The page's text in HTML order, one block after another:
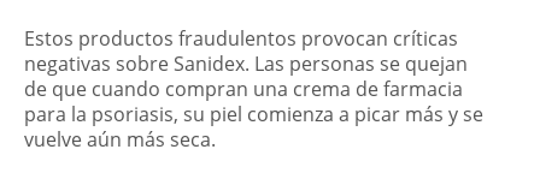
Estos productos fraudulentos provocan críticas
negativas sobre Sanidex. Las personas se quejan
de que cuando compran una crema de farmacia
para la psoriasis, su piel comienza a picar más y se
vuelve aún más seca.